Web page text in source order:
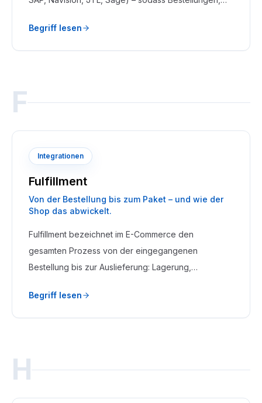
automatisch zwischen beiden Systemen
synchronisiert werden.
Begriff lesen
F
Integrationen
Fulfillment
Von der Bestellung bis zum Paket – und wie der
Shop das abwickelt.
Fulfillment bezeichnet im E-Commerce den
gesamten Prozess von der eingegangenen
Bestellung bis zur Auslieferung: Lagerung,
Retouren-Abwicklung.
Begriff lesen
H